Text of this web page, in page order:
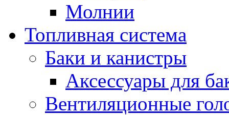
Молнии
Топливная система
Баки и канистры
Аксессуары для
Вентиляционные